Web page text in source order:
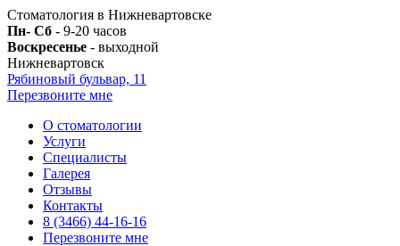
Стоматология в Нижневартовске
Пн- Сб - 9-20 часов
Воскресенье - выходной
Нижневартовск
Рябиновый бульвар, 11
Перезвоните мне
О стоматологии
Услуги
Специалисты
Галерея
Отзывы
Контакты
8 (3466) 44-16-16
Перезвоните мне